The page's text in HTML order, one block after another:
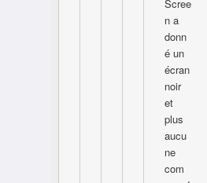
Scree
n a
donn
é un
écran
noir
et
plus
aucu
ne
com